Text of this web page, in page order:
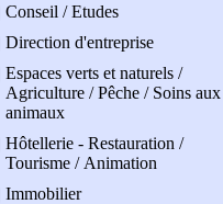
Conseil / Etudes
Direction d'entreprise
Espaces verts et naturels /
Agriculture / Pêche / Soins aux
animaux
Hôtellerie - Restauration /
Tourisme / Animation
Immobilier